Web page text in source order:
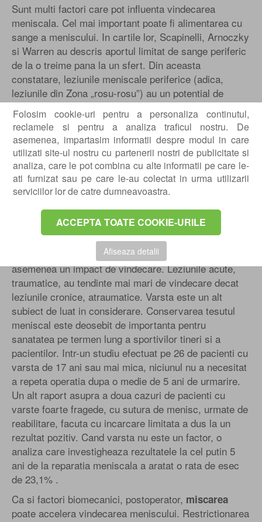
Folosim cookie-uri pentru a personaliza continutul,
reclamele si pentru a analiza traficul nostru. De
asemenea, impartasim informatii despre modul in care
utilizati site-ul nostru cu partenerii nostri de publicitate si
analiza, care le pot combina cu alte informatii pe care le-
ati furnizat sau pe care le-au colectat in urma utilizarii
serviciilor lor de catre dumneavoastra.
ACCEPTA TOATE COOKIE-URILE
Afiseaza detalii
Sunt multi factori care pot influenta vindecarea
meniscala. Cel mai important poate fi alimentarea cu
sange a meniscului. In cartile lor, Scapinelli, Arnoczky
si Warren au descris aportul limitat de sange periferic
de la o treime pana la un sfert. Din aceasta
constatare, leziunile meniscale periferice (adica,
leziunile din Zona „rosu-rosu”) au un potential de
vindecare mai buna (vezi figura A de mai jos).
Leziunile longitudinale sunt mai facil sa se repare
datorita orientarii lor verticale (vezi figura B de mai
jos), in timp ce leziunile radiale se repara mai greu.
Momentul si tipul de rupere meniscala pot avea de
asemenea un impact de vindecare. Leziunile acute,
traumatice, au tendinte mai mari de vindecare decat
leziunile cronice, atraumatice. Varsta este un alt
subiect de luat in considerare. Conservarea tesutul
meniscal este deosebit de importanta pentru
sanatatea pe termen lung a sportivilor tineri si a
pacientilor. Intr-un studiu efectuat pe 26 de pacienti cu
varsta de 17 ani sau mai mica, niciunul nu a necesitat
a repeta operatia dupa o medie de 5 ani de urmarire.
Un alt raport asupra a doua cazuri de pacienti cu
varste foarte fragede, cu sutura de menisc, urmate de
reabilitare, facuta cu incarcare limitata a dus la un
rezultat pozitiv. Cand varsta nu este un factor, o
analiza care investigheaza rezultatele la cel putin 5
ani de la reparatia meniscala a aratat o rata de esec
de 23,1% .
Ca si factori biomecanici, postoperator, miscarea
poate accelera vindecarea meniscului. Restrictionarea